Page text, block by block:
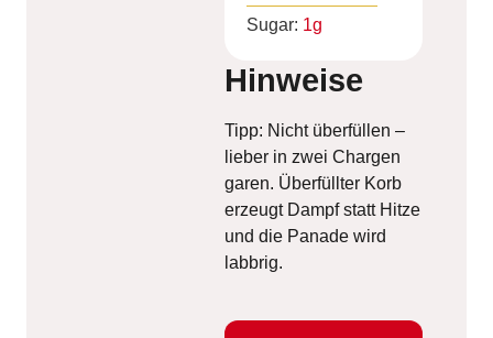
Sugar: 1g
Hinweise
Tipp: Nicht überfüllen –
lieber in zwei Chargen
garen. Überfüllter Korb
erzeugt Dampf statt Hitze
und die Panade wird
labbrig.